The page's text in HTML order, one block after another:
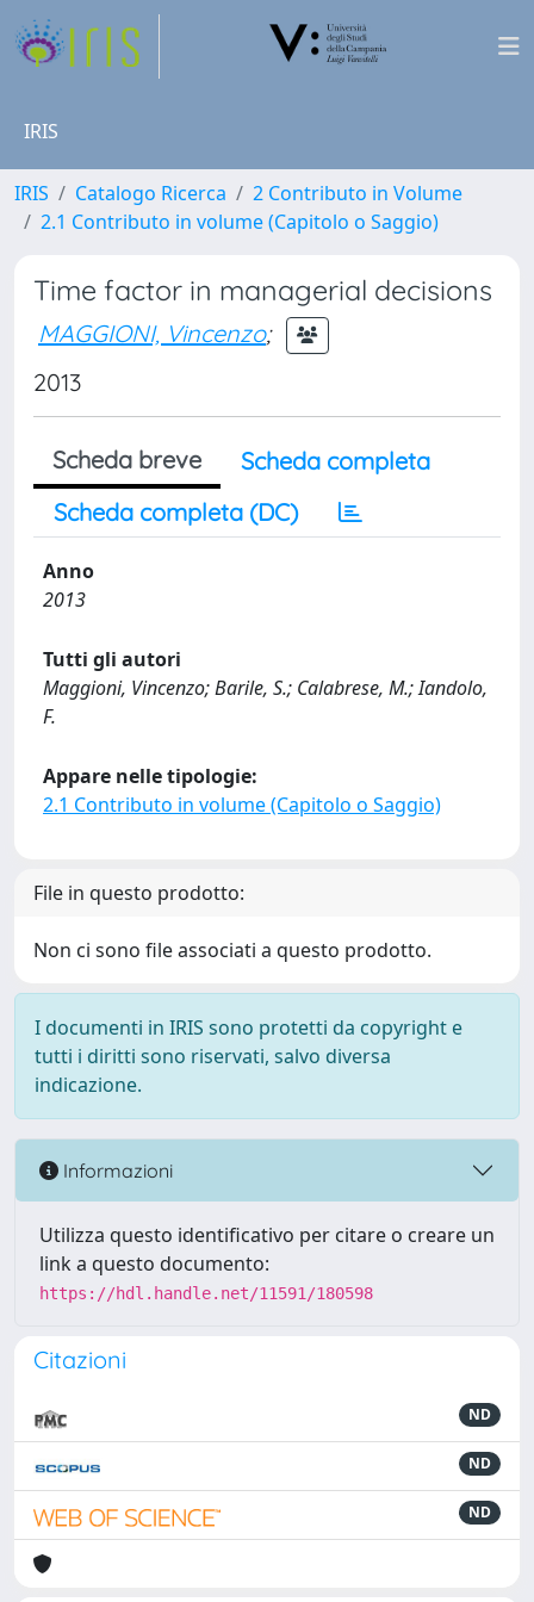
IRIS
IRIS Catalogo Ricerca
2 Contributo in Volume
2.1 Contributo in volume (Capitolo o Saggio)
Time factor in managerial decisions
MAGGIONI, Vincenzo;
2013
Scheda breve
Scheda completa
Scheda completa (DC)
Anno
2013
Tutti gli autori
Maggioni, Vincenzo; Barile, S.; Calabrese, M.; Iandolo,
F.
Appare nelle tipologie:
2.1 Contributo in volume (Capitolo o Saggio)
File in questo prodotto:
Non ci sono file associati a questo prodotto.
I documenti in IRIS sono protetti da copyright e
tutti i diritti sono riservati, salvo diversa
indicazione.
Informazioni
Utilizza questo identificativo per citare o creare un
link a questo documento:
https://hdl.handle.net/11591/180598
Citazioni
ND
ND
ND